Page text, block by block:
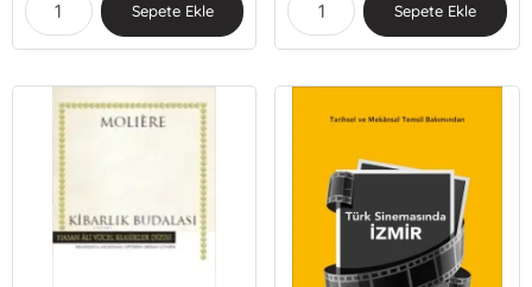
Sepete Ekle Sepete Ekle